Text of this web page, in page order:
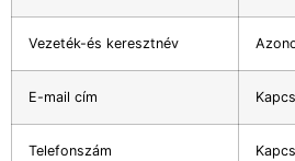
Vezeték-és keresztnév
E-mail cím
Telefonszám